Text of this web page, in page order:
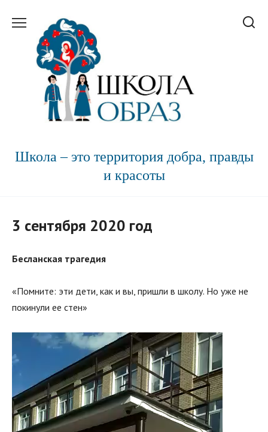
содержанию
Школа – это территория добра, правды
и красоты
3 сентября 2020 год
Бесланская трагедия
«Помните: эти дети, как и вы, пришли в школу. Но уже не
покинули ее стен»